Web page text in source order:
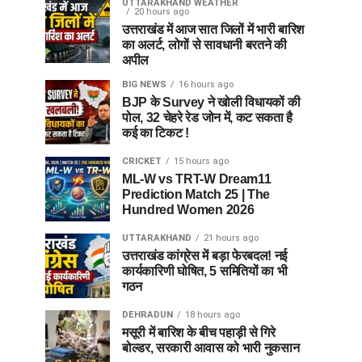
UTTARAKHAND WEATHER
20 hours ago
उत्तराखंड में आज सात जिलों में भारी बारिश
का अलर्ट, लोगों से सावधानी बरतने की
अपील
BIG NEWS 16 hours ago
BJP के Survey ने खोली विधायकों की
पोल, 32 चेहरे रेड जोन में, कट सकता है
कई का टिकट !
CRICKET 15 hours ago
ML-W vs TRT-W Dream11
Prediction Match 25 | The
Hundred Women 2026
UTTARAKHAND 21 hours ago
उत्तराखंड कांग्रेस में बड़ा फेरबदल! नई
कार्यकारिणी घोषित, 5 समितियों का भी
गठन
DEHRADUN 18 hours ago
मसूरी में बारिश के बीच पहाड़ी से गिरे
बोल्डर, सरकारी आवास को भारी नुकसान